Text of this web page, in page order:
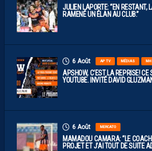
JULIEN LAPORTE: “EN RESTANT,
RAMENÉ UN ÉLAN AU CLUB.”
6 Août AP TV MÉDIAS
APSHOW, C’EST LA REPRISE! CE
YOUTUBE. INVITÉ DAVID GLUZMAN
6 Août MERCATO
MAMADOU CAMARA: “LE COACH
PROJET ET J’AI TOUT DE SUITE